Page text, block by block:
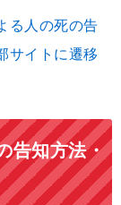
る人の死の告
サイトに遷移
告知方法・